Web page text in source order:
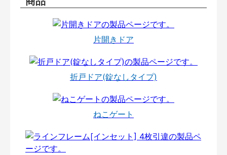
片開きドア
折戸ドア(錠なしタイプ)
ねこゲート